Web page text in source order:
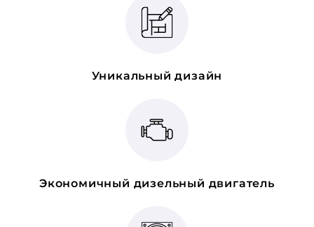
Уникальный дизайн
Экономичный дизельный двигатель